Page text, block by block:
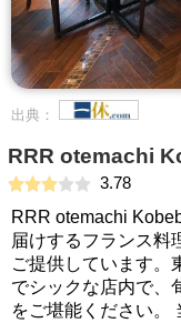
出典：
RRR otemachi
3.78
RRR otemachi
届けするフランス料
ご提供しています。
でシックな店内で、
をご堪能ください。